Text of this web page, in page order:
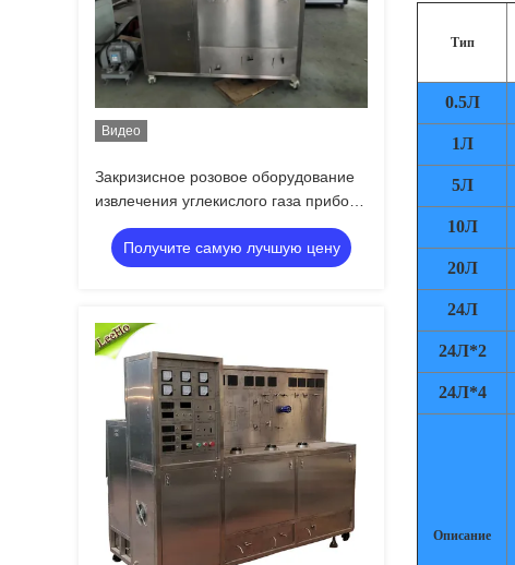
Видео
Закризисное розовое оборудование
извлечения углекислого газа прибора
извлечения эфирного масла
Получите самую лучшую цену
Тип
0.5Л
1Л
5Л
10Л
20Л
24Л
24Л*2
24Л*4
Описание